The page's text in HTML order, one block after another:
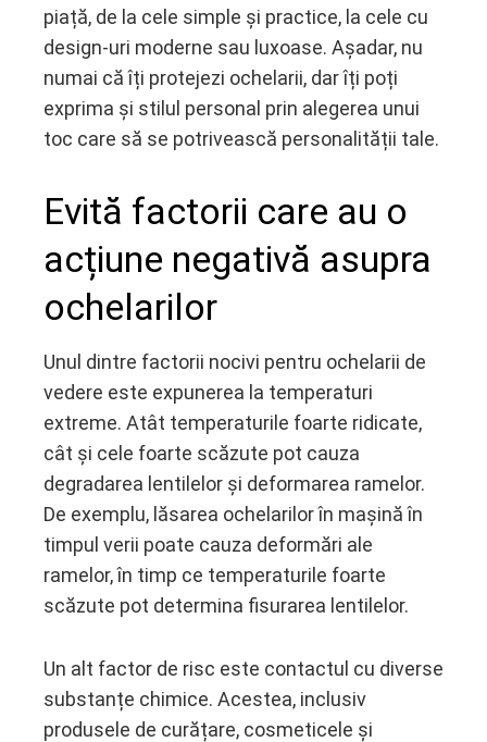
piață, de la cele simple și practice, la cele cu
design-uri moderne sau luxoase. Așadar, nu
numai că îți protejezi ochelarii, dar îți poți
exprima și stilul personal prin alegerea unui
toc care să se potrivească personalității tale.
Evită factorii care au o
acțiune negativă asupra
ochelarilor
Unul dintre factorii nocivi pentru ochelarii de
vedere este expunerea la temperaturi
extreme. Atât temperaturile foarte ridicate,
cât și cele foarte scăzute pot cauza
degradarea lentilelor și deformarea ramelor.
De exemplu, lăsarea ochelarilor în mașină în
timpul verii poate cauza deformări ale
ramelor, în timp ce temperaturile foarte
scăzute pot determina fisurarea lentilelor.
Un alt factor de risc este contactul cu diverse
substanțe chimice. Acestea, inclusiv
produsele de curățare, cosmeticele și